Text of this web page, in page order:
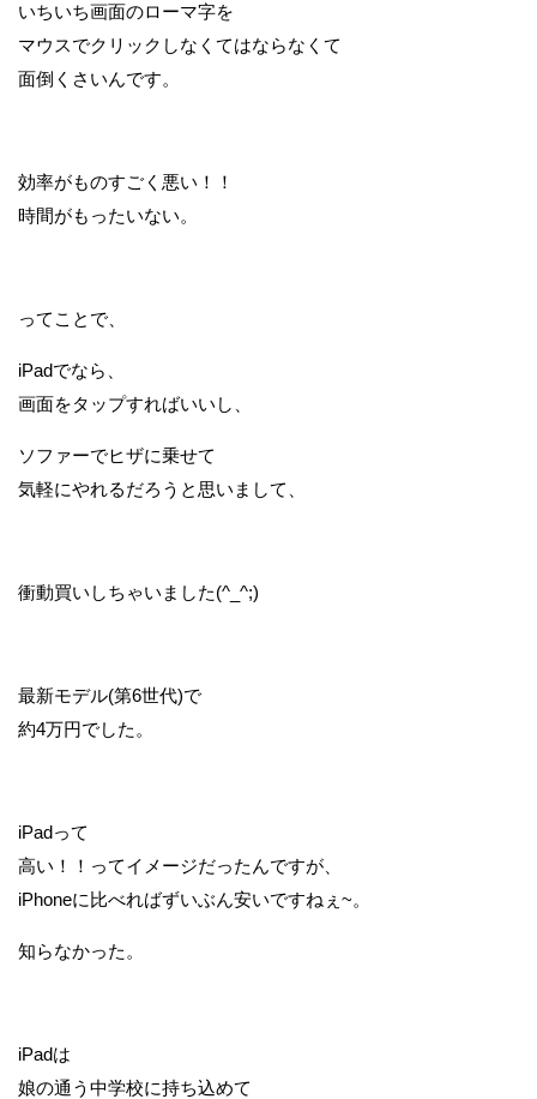
いちいち画面のローマ字を
マウスでクリックしなくてはならなくて
面倒くさいんです。
効率がものすごく悪い！！
時間がもったいない。
ってことで、
iPadでなら、
画面をタップすればいいし、
ソファーでヒザに乗せて
気軽にやれるだろうと思いまして、
衝動買いしちゃいました(^_^;)
最新モデル(第6世代)で
約4万円でした。
iPadって
高い！！ってイメージだったんですが、
iPhoneに比べればずいぶん安いですねぇ~。
知らなかった。
iPadは
娘の通う中学校に持ち込めて